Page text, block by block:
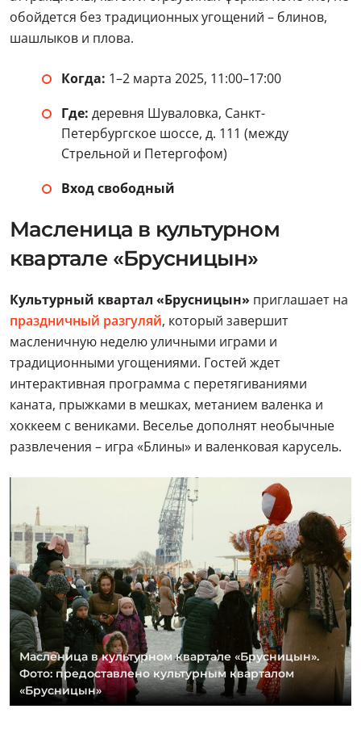
обойдется без традиционных угощений – блинов,
шашлыков и плова.
Когда: 1–2 марта 2025, 11:00–17:00
Где: деревня Шуваловка, Санкт-
Петербургское шоссе, д. 111 (между
Стрельной и Петергофом)
Вход свободный
Масленица в культурном
квартале «Брусницын»
Культурный квартал «Брусницын» приглашает на
праздничный разгуляй, который завершит
масленичную неделю уличными играми и
традиционными угощениями. Гостей ждет
интерактивная программа с перетягиваниями
каната, прыжками в мешках, метанием валенка и
хоккеем с вениками. Веселье дополнят необычные
развлечения – игра «Блины» и валенковая карусель.
Масленица в культурном квартале «Брусницын».
Фото: предоставлено культурным кварталом
«Брусницын»